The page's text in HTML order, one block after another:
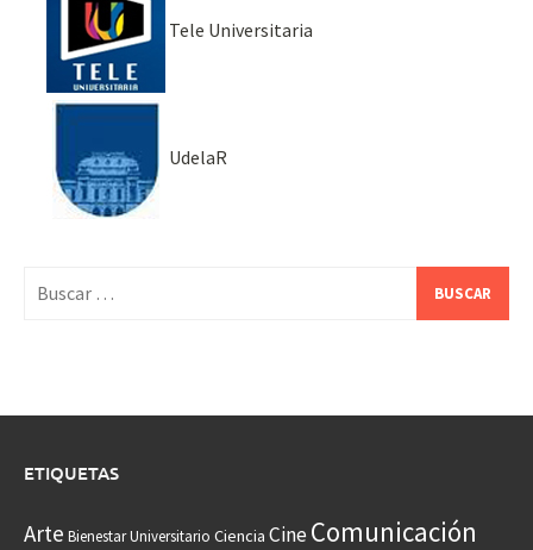
Tele Universitaria
UdelaR
ETIQUETAS
Arte Bienestar Universitario Ciencia CineComunicación